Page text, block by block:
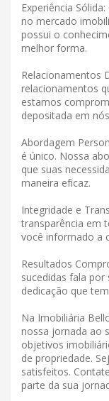
Experiência
no mercado
possui o
melhor forma.
Relacionamentos
relacionamentos
estamos
depositada em
Abordagem
é único. Nossa
que suas
maneira eficaz.
Integridade e
transparência em
você informado a
Resultados
sucedidas fala
dedicação que
Na Imobiliária
nossa jornada ao
objetivos
de propriedade.
satisfeitos.
parte da sua